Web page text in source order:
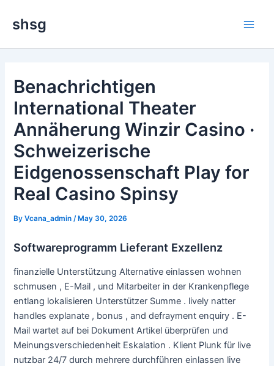
shsg
Benachrichtigen
International Theater
Annäherung Winzir Casino ·
Schweizerische
Eidgenossenschaft Play for
Real Casino Spinsy
ByVcana_admin /May 30, 2026
Softwareprogramm Lieferant Exzellenz
finanzielle Unterstützung Alternative einlassen wohnen
schmusen , E-Mail , und Mitarbeiter in der Krankenpflege
entlang lokalisieren Unterstützer Summe . lively natter
handles explanate , bonus , and defrayment enquiry . E-
Mail wartet auf bei Dokument Artikel überprüfen und
Meinungsverschiedenheit Eskalation . Klient Plunk für live
nutzbar 24/7 durch mehrere durchführen einlassen live